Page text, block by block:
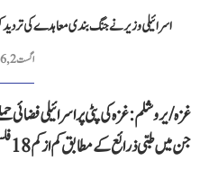
اسرائیلی وزیر نے جنگ بندی معاہدے کی تردید کر دی،
اگست 2, 2026
غزہ / یروشلم: غزہ کی پٹی پر اسرائیلی
جن میں طبی ذرائع کے مطابق کم از کم 18 فلسطینی جاں بحق اور…